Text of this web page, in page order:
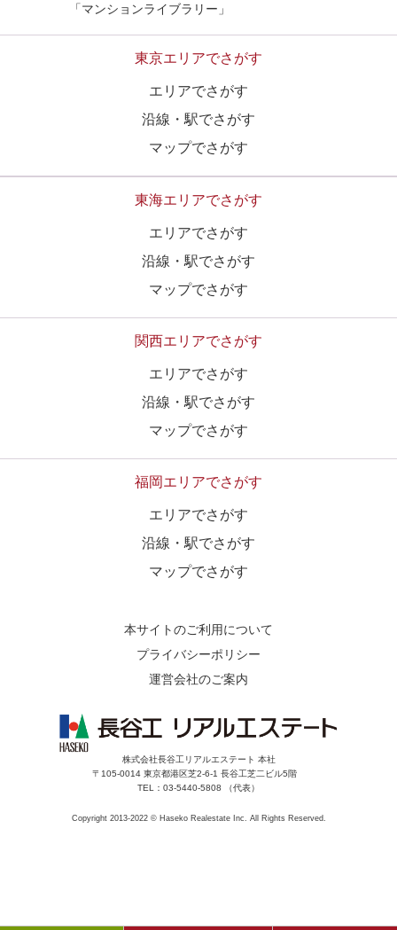
「マンションライブラリー」
東京エリアでさがす
エリアでさがす
沿線・駅でさがす
マップでさがす
東海エリアでさがす
エリアでさがす
沿線・駅でさがす
マップでさがす
関西エリアでさがす
エリアでさがす
沿線・駅でさがす
マップでさがす
福岡エリアでさがす
エリアでさがす
沿線・駅でさがす
マップでさがす
本サイトのご利用について
プライバシーポリシー
運営会社のご案内
株式会社長谷工リアルエステート 本社
〒105-0014 東京都港区芝2-6-1 長谷工芝二ビル5階
TEL：03-5440-5808 （代表）
Copyright 2013-2022 © Haseko Realestate Inc. All Rights Reserved.